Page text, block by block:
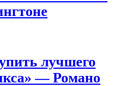
лучшего
— Романо